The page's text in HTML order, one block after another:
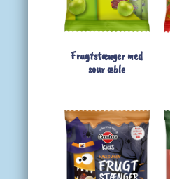
Frugtstænger med
sour æble